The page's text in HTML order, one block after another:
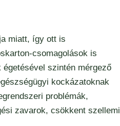
miatt, így ott is
csomagolások is
szintén mérgező
kockázatoknak
problémák,
zavarok, csökkent szellemi